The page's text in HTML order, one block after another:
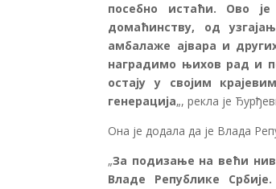
посебно истаћи. Ово
домаћинству, од
амбалаже ајвара и
наградимо њихов рад и
остају у својим
генерација„, рекла је
Она је додала да је Влада
„За подизање на већи
Владе Републике